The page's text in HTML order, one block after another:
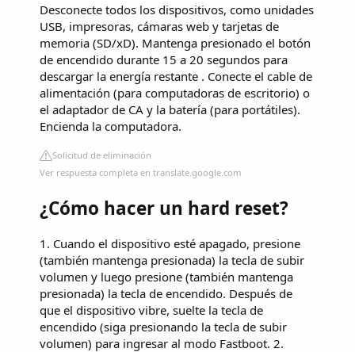
Desconecte todos los dispositivos, como unidades
USB, impresoras, cámaras web y tarjetas de
memoria (SD/xD). Mantenga presionado el botón
de encendido durante 15 a 20 segundos para
descargar la energía restante . Conecte el cable de
alimentación (para computadoras de escritorio) o
el adaptador de CA y la batería (para portátiles).
Encienda la computadora.
Solicitud de eliminación
Ver respuesta completa en translate.google.com
¿Cómo hacer un hard reset?
1. Cuando el dispositivo esté apagado, presione
(también mantenga presionada) la tecla de subir
volumen y luego presione (también mantenga
presionada) la tecla de encendido. Después de
que el dispositivo vibre, suelte la tecla de
encendido (siga presionando la tecla de subir
volumen) para ingresar al modo Fastboot. 2.